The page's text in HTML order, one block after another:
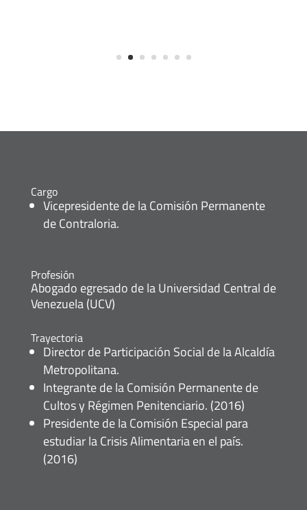
Cargo
Vicepresidente de la Comisión Permanente
de Contraloria.
Profesión
Abogado egresado de la Universidad Central de
Venezuela (UCV)
Trayectoria
Director de Participación Social de la Alcaldía
Metropolitana.
Integrante de la Comisión Permanente de
Cultos y Régimen Penitenciario. (2016)
Presidente de la Comisión Especial para
estudiar la Crisis Alimentaria en el país.
(2016)